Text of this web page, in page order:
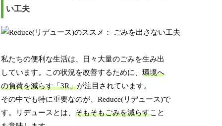
い工夫
私たちの便利な生活は、日々大量のごみを生み出
しています。この状況を改善するために、環境へ
の負荷を減らす「3R」が注目されています。
その中でも特に重要なのが、Reduce(リデュース)で
す。リデュースとは、そもそもごみを減らすこと